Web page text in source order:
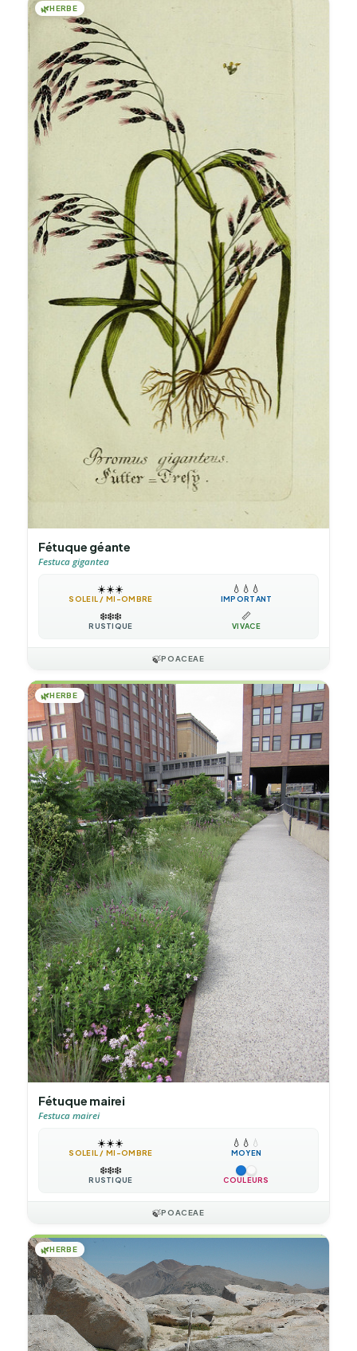
🌿HERBE
Fétuque géante
Festuca gigantea
☀️☀️☀️
SOLEIL / MI-OMBRE
💧 💧 💧
IMPORTANT
❄️❄️❄️
RUSTIQUE
📏
VIVACE
🍃POACEAE
🌿HERBE
Fétuque mairei
Festuca mairei
☀️☀️☀️
SOLEIL / MI-OMBRE
💧 💧 💧
MOYEN
❄️❄️❄️
RUSTIQUE COULEURS
🍃POACEAE
🌿HERBE